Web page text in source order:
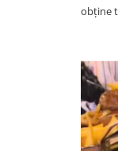
obține